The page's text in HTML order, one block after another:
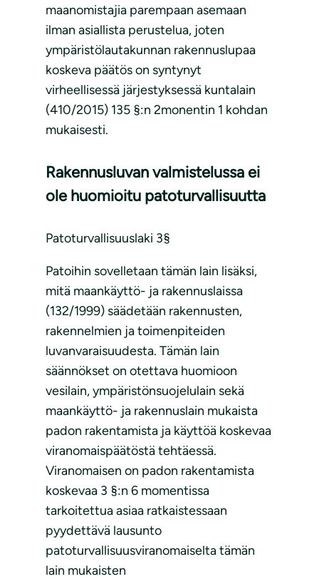
maanomistajia parempaan asemaan
ilman asiallista perustelua, joten
ympäristölautakunnan rakennuslupaa
koskeva päätös on syntynyt
virheellisessä järjestyksessä kuntalain
(410/2015) 135 §:n 2monentin 1 kohdan
mukaisesti.
Rakennusluvan valmistelussa ei
ole huomioitu patoturvallisuutta
Patoturvallisuuslaki 3§
Patoihin sovelletaan tämän lain lisäksi,
mitä maankäyttö- ja rakennuslaissa
(132/1999) säädetään rakennusten,
rakennelmien ja toimenpiteiden
luvanvaraisuudesta. Tämän lain
säännökset on otettava huomioon
vesilain, ympäristönsuojelulain sekä
maankäyttö- ja rakennuslain mukaista
padon rakentamista ja käyttöä koskevaa
viranomaispäätöstä tehtäessä.
Viranomaisen on padon rakentamista
koskevaa 3 §:n 6 momentissa
tarkoitettua asiaa ratkaistessaan
pyydettävä lausunto
patoturvallisuusviranomaiselta tämän
lain mukaisten